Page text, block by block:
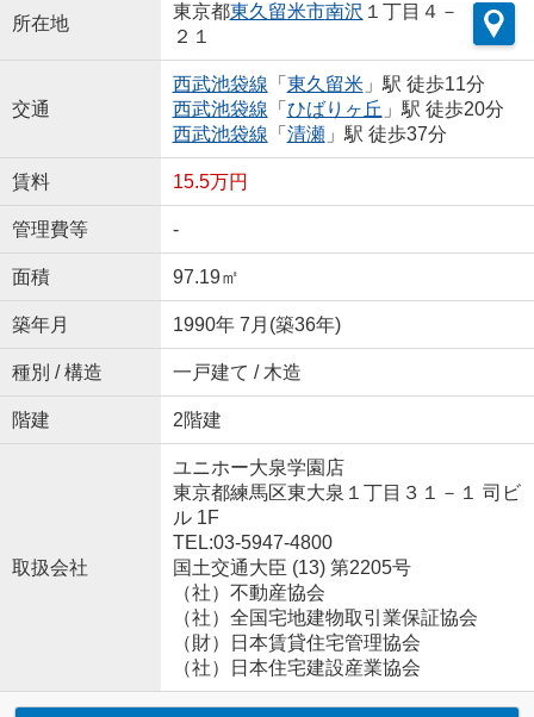
所在地
東京都東久留米市南沢 １丁目４－
２１
交通
西武池袋線 「 東久留米」駅 徒歩11分
西武池袋線 「 ひばりヶ丘 」駅 徒歩20分
西武池袋線 「 清瀬」駅 徒歩37分
賃料 15.5万円
管理費等 -
面積 97.19㎡
築年月 1990年 7月(築36年)
種別 / 構造 一戸建て / 木造
階建 2階建
取扱会社
ユニホー大泉学園店
東京都練馬区東大泉１丁目３１－１ 司ビ
ル 1F
TEL:03-5947-4800
国土交通大臣 (13) 第2205号
（社）不動産協会
（社）全国宅地建物取引業保証協会
（財）日本賃貸住宅管理協会
（社）日本住宅建設産業協会